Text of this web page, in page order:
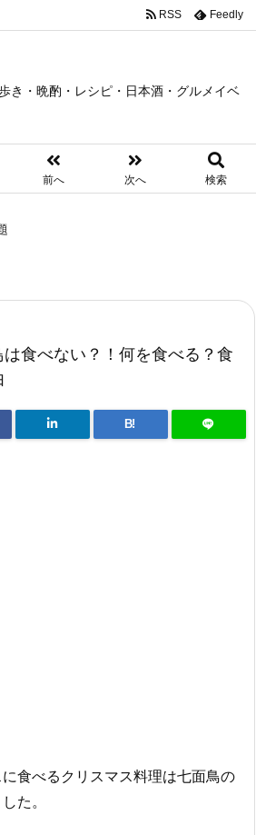
き・晩酌・レシピ・日本酒・グルメイベ
前へ 次へ 検索
RSS Feedly
食べない？！何を食べる？食
B!
食べるクリスマス料理は七面鳥の
た。